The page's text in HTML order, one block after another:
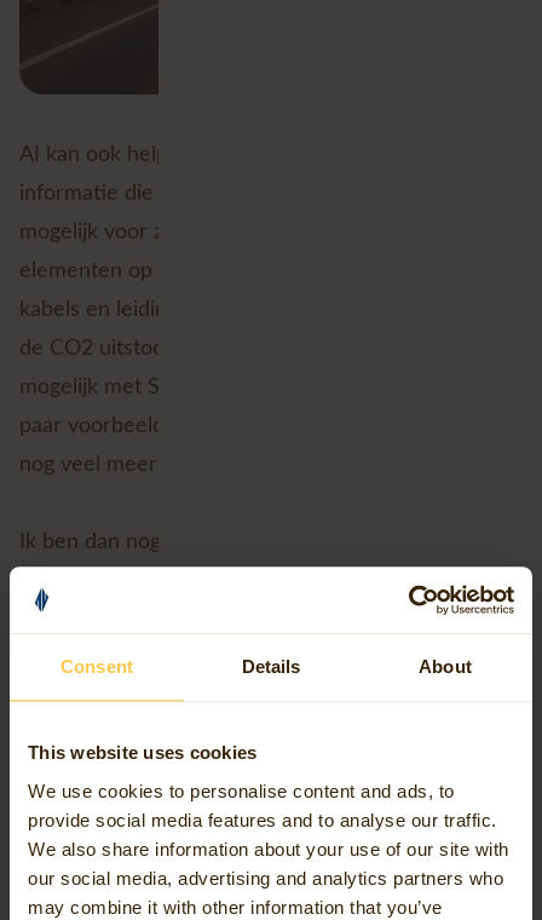
Consent Details About
This website uses cookies
We use cookies to personalise content and ads, to
provide social media features and to analyse our traffic.
We also share information about your use of our site with
our social media, advertising and analytics partners who
may combine it with other information that you’ve
AI kan ook helpen bij het digitaliseren van
informatie die alleen op papier staat. AI maakt dit
mogelijk voor zowel tekst als voor allerlei ruimtelijke
elementen op getekende kaarten (denk aan wegen,
kabels en leidingen). Wellicht wil je voor een gebied
de CO2 uitstoot per m2 over tijd weten, dit is
mogelijk met Spatial Forecasting. Dit zijn slechts een
paar voorbeelden van de mogelijkheden, ik kan er
nog veel meer bedenken!
Ik ben dan nog niets eens aangekomen bij de laatste
Large
Language Models (LLM)
zoals bijvoorbeeld ChatGPT
en Google Bard en de stormvloed aan open-source
toepassingen zoals Facebook’sSegment Anything
Het Era van GEO AI
Sinds de entree van ChatGPT en andere LLM’s